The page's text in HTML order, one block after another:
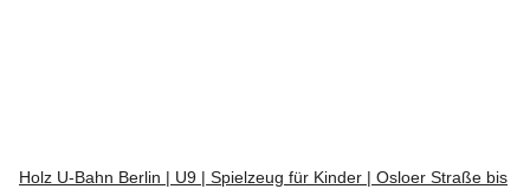
Holz U-Bahn Berlin | U9 | Spielzeug für Kinder | Osloer Straße bis